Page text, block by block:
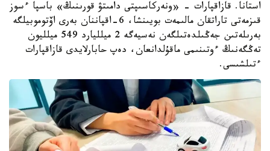
استانا. قازاقپارات - «ونەركاسىپتى دامىتۋ قورىنىڭ» باسپا ءسوز
قىزمەتى تاراتقان مالىمەت بويىنشا، 6-اقپاننان بەرى اۆتوموبيلگە
بەرىلەتىن جەڭىلدەتىلگەن نەسيەگە 2 ميلليارد 549 ميلليون
تەڭگەنىڭ ءوتىنىمى ماقۇلدانعان، دەپ حابارلايدى قازاقپارات
ءتىلشىسى.